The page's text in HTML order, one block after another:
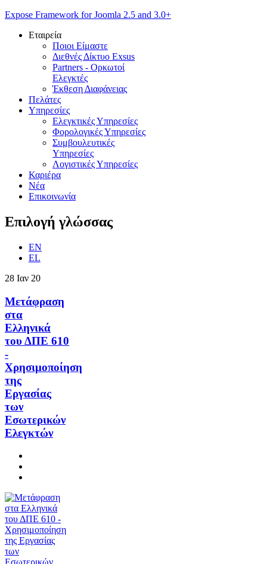
Expose Framework for Joomla 2.5 and 3.0+
Εταιρεία
Ποιοι Είμαστε
Διεθνές Δίκτυο Exsus
Partners - Ορκωτοί
Ελεγκτές
Έκθεση Διαφάνειας
Πελάτες
Υπηρεσίες
Ελεγκτικές Υπηρεσίες
Φορολογικές Υπηρεσίες
Συμβουλευτικές
Υπηρεσίες
Λογιστικές Υπηρεσίες
Καριέρα
Νέα
Επικοινωνία
Επιλογή γλώσσας
EN
EL
28 Ιαν 20
Μετάφραση
στα
Ελληνικά
του ΔΠΕ 610
-
Χρησιμοποίηση
της
Εργασίας
των
Εσωτερικών
Ελεγκτών